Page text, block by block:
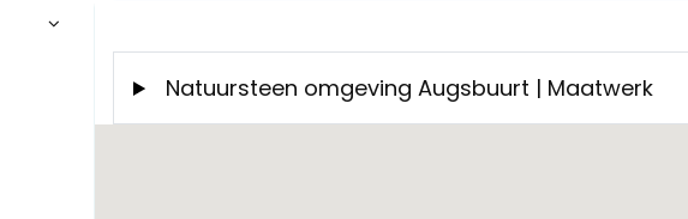
Natuursteen omgeving Augsbuurt | Maatwerk